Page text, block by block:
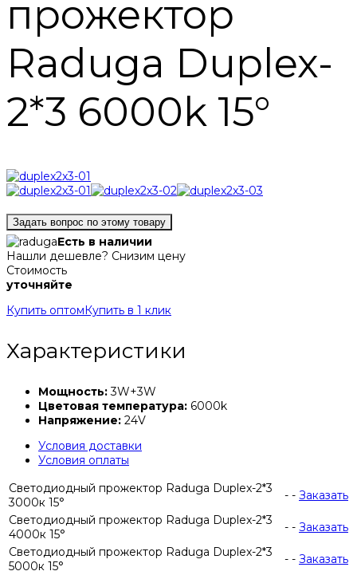
прожектор
Raduga Duplex-
2*3 6000k 15°
Задать вопрос по этому товару
Есть в наличии
Нашли дешевле? Снизим цену
Стоимость
уточняйте
Купить оптом Купить в 1 клик
Характеристики
Мощность:3W+3W
Цветовая температура: 6000k
Напряжение: 24V
Условия доставки
Условия оплаты
Светодиодный прожектор Raduga Duplex-2*3
3000к 15°
- - Заказать
Светодиодный прожектор Raduga Duplex-2*3
4000к 15°
- - Заказать
Светодиодный прожектор Raduga Duplex-2*3
5000к 15°
- - Заказать